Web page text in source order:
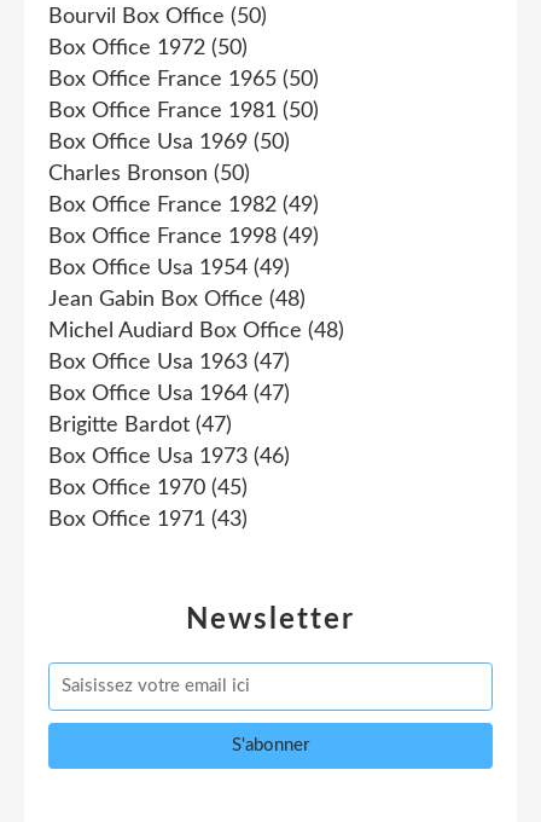
Newsletter
Bourvil Box Office (50)
Box Office 1972 (50)
Box Office France 1965 (50)
Box Office France 1981 (50)
Box Office Usa 1969 (50)
Charles Bronson (50)
Box Office France 1982 (49)
Box Office France 1998 (49)
Box Office Usa 1954 (49)
Jean Gabin Box Office (48)
Michel Audiard Box Office (48)
Box Office Usa 1963 (47)
Box Office Usa 1964 (47)
Brigitte Bardot (47)
Box Office Usa 1973 (46)
Box Office 1970 (45)
Box Office 1971 (43)